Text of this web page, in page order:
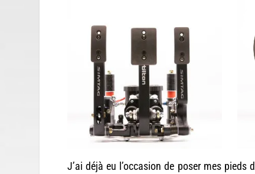
J’ai déjà eu l’occasion de poser mes